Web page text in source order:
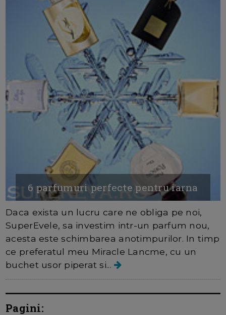
6 parfumuri perfecte pentru iarna
Daca exista un lucru care ne obliga pe noi,
SuperEvele, sa investim intr-un parfum nou,
acesta este schimbarea anotimpurilor. In timp
ce preferatul meu Miracle Lancme, cu un
buchet usor piperat si...
Pagini: